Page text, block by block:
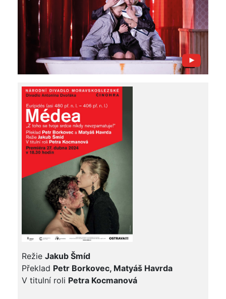
Režie Jakub Šmíd
Překlad Petr Borkovec, Matyáš Havrda
V titulní roli Petra Kocmanová